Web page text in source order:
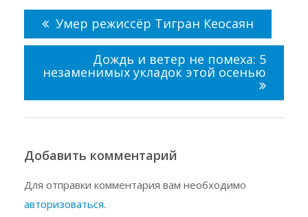
записям
Умер режиссёр Тигран Кеосаян
Дождь и ветер не помеха: 5
незаменимых укладок этой осенью
Добавить комментарий
Для отправки комментария вам необходимо
авторизоваться.